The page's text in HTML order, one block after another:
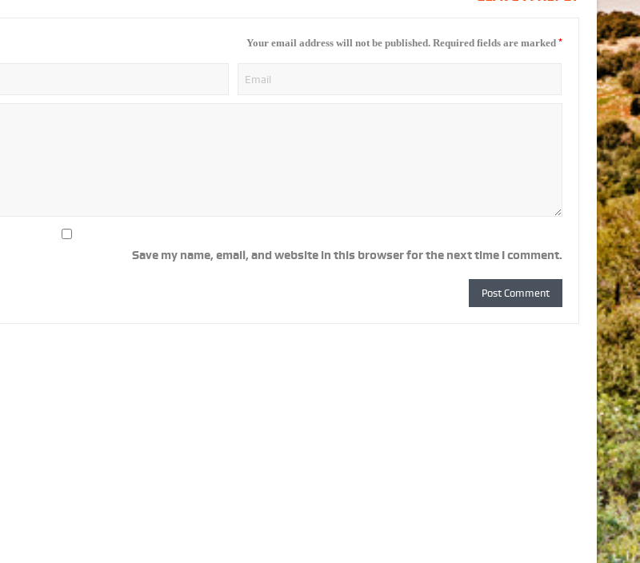
Your email address will not be published. Required fields are marked *
Save my name, email, and website in this browser for the next time I comment.